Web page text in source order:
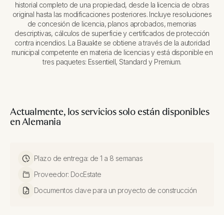
historial completo de una propiedad, desde la licencia de obras
original hasta las modificaciones posteriores. Incluye resoluciones
de concesión de licencia, planos aprobados, memorias
descriptivas, cálculos de superficie y certificados de protección
contra incendios. La Bauakte se obtiene a través de la autoridad
municipal competente en materia de licencias y está disponible en
tres paquetes: Essentiell, Standard y Premium.
Actualmente, los servicios solo están disponibles
en Alemania
Plazo de entrega: de 1 a 8 semanas
Proveedor: DocEstate
Documentos clave para un proyecto de construcción